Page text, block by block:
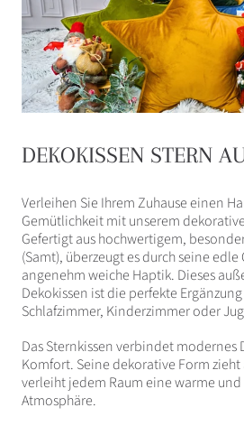
DEKOKISSEN STERN
Verleihen Sie Ihrem Zuhause einen
Gemütlichkeit mit unserem
Gefertigt aus hochwertigem,
(Samt), überzeugt es durch seine
angenehm weiche Haptik. Dieses
Dekokissen ist die perfekte
Schlafzimmer, Kinderzimmer oder
Das Sternkissen verbindet modernes
Komfort. Seine dekorative Form zieht
verleiht jedem Raum eine warme
Atmosphäre.